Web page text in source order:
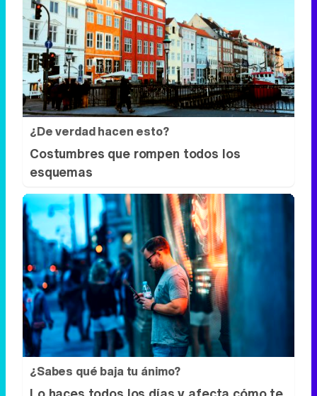
¿De verdad hacen esto?
Costumbres que rompen todos los
esquemas
¿Sabes qué baja tu ánimo?